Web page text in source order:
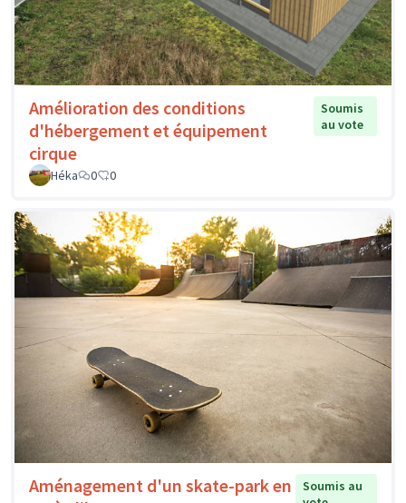
Amélioration des conditions
d'hébergement et équipement
cirque
Soumis
au vote
Héka 0 0
Aménagement d'un skate-park en
Soumis au